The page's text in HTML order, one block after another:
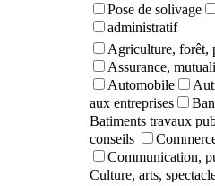
Pose de solivage
administratif
Agriculture, forêt,
Assurance,
Automobile
aux entreprises
Batiments travaux
conseils
Communication,
Culture, arts,